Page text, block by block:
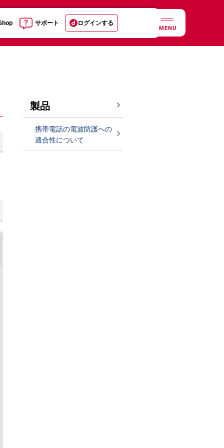
サポート ログインする
MENU
製品
携帯電話の電波防護への
適合性について